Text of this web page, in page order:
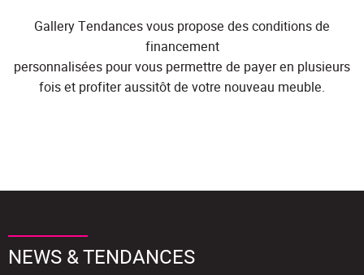
Gallery Tendances vous propose des conditions de
financement
personnalisées pour vous permettre de payer en plusieurs
fois et profiter aussitôt de votre nouveau meuble.
NEWS & TENDANCES